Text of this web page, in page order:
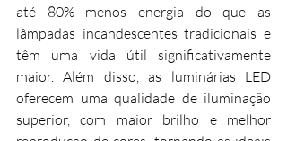
até 80% menos energia do que as
lâmpadas incandescentes tradicionais e
têm uma vida útil significativamente
maior. Além disso, as luminárias LED
oferecem uma qualidade de iluminação
superior, com maior brilho e melhor